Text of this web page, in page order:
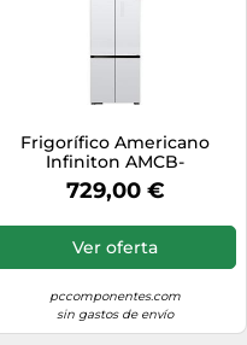
Frigorífico Americano
Infiniton AMCB-
580CD90WEC 190cm 456L
Clase E Blanco
729,00 €
Ver oferta
pccomponentes.com
sin gastos de envío